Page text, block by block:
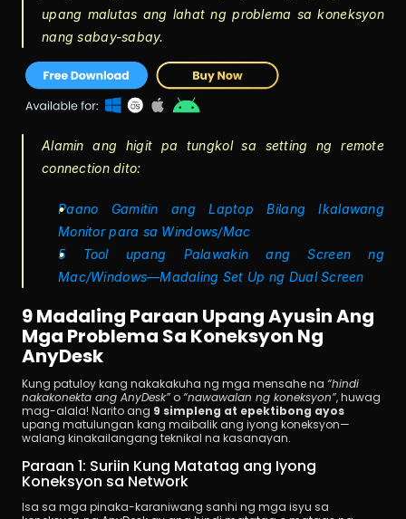
upang malutas ang lahat ng problema sa koneksyon
nang sabay-sabay.
Alamin ang higit pa tungkol sa setting ng remote
connection dito:
Paano Gamitin ang Laptop Bilang Ikalawang
Monitor para sa Windows/Mac
5 Tool upang Palawakin ang Screen ng
Mac/Windows—Madaling Set Up ng Dual Screen
9 Madaling Paraan Upang Ayusin Ang
Mga Problema Sa Koneksyon Ng
AnyDesk
Kung patuloy kang nakakakuha ng mga mensahe na “hindi
nakakonekta ang AnyDesk” o “nawawalan ng koneksyon”, huwag
mag-alala! Narito ang 9 simpleng at epektibong ayos
upang matulungan kang maibalik ang iyong koneksyon—
walang kinakailangang teknikal na kasanayan.
Paraan 1: Suriin Kung Matatag ang Iyong
Koneksyon sa Network
Isa sa mga pinaka-karaniwang sanhi ng mga isyu sa